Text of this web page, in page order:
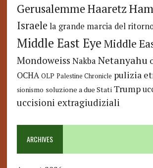
GerusalemmeHaaretz
Israele la grande marcia del
Middle East Eye Middle
Mondoweiss Nakba Netanyahu
OCHA OLP Palestine Chronicle pulizia
sionismo soluzione a due Stati Trump
uccisioni extragiudiziali
ARCHIVES